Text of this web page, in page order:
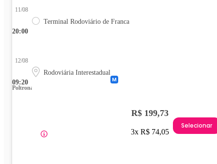
20:00
11/08
Terminal Rodoviário de Franca
09:20
12/08
Rodoviária Interestadual
Poltrona
R$ 199,73
3x R$ 74,05
Selecionar